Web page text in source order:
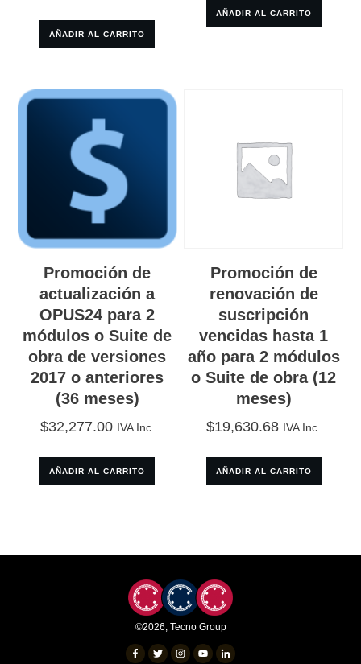
AÑADIR AL CARRITO
AÑADIR AL CARRITO
Promoción de
actualización a
OPUS24 para 2
módulos o Suite de
obra de versiones
2017 o anteriores
(36 meses)
$32,277.00 IVA Inc.
AÑADIR AL CARRITO
Promoción de
renovación de
suscripción
vencidas hasta 1
año para 2 módulos
o Suite de obra (12
meses)
$19,630.68 IVA Inc.
AÑADIR AL CARRITO
©2026, Tecno Group